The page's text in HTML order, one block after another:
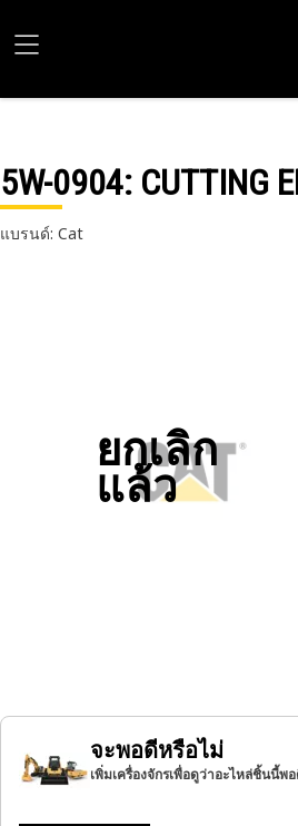
5W-0904: CUTTING
แบรนด์: Cat
ยกเลิก
แล้ว
จะพอดีหรือไม่
เพิ่มเครื่องจักรเพื่อดูว่าอะไหล่ชิ้นนี้